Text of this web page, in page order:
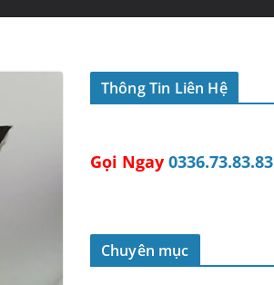
Thông Tin Liên Hệ
Gọi Ngay 0336.73.83.83
Chuyên mục